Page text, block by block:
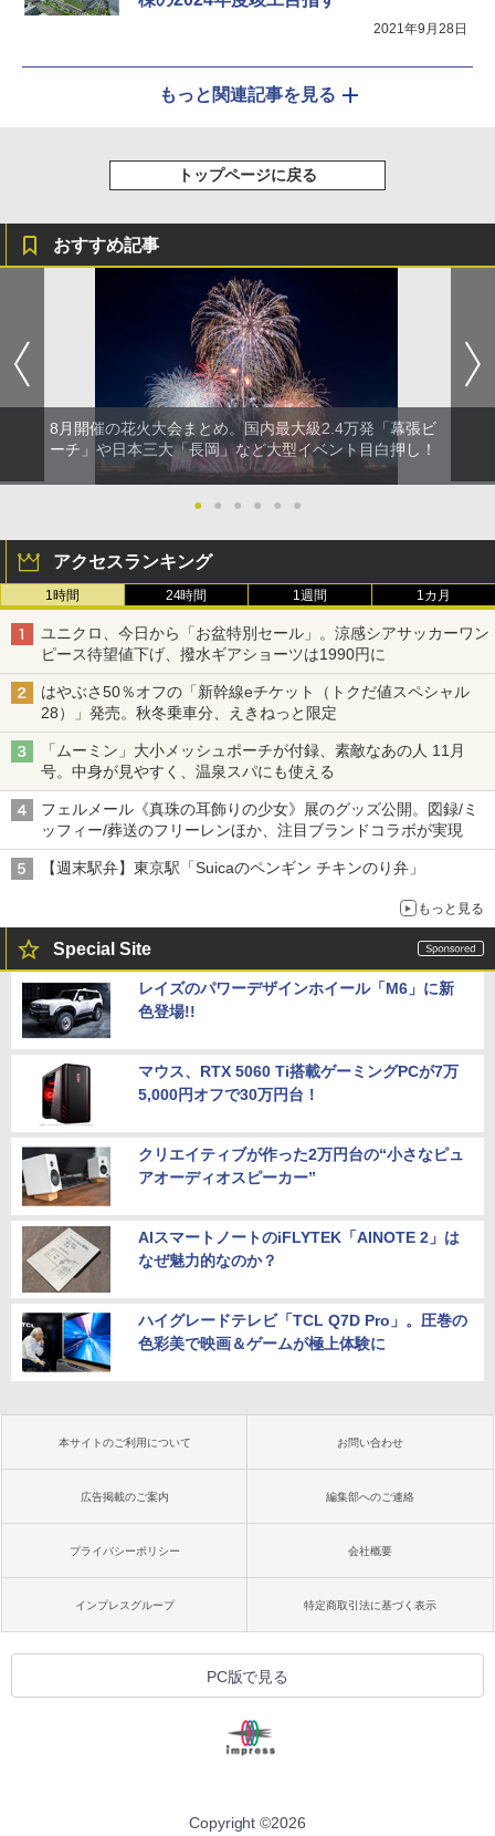
2021年9月28日
もっと関連記事を見る
トップページに戻る
おすすめ記事
8月開催の花火大会まとめ。国内最大級2.4万発「幕張ビ
ーチ」や日本三大「長岡」など大型イベント目白押し！
● ● ● ● ● ●
アクセスランキング
1時間 24時間 1週間 1カ月
ユニクロ、今日から「お盆特別セール」。涼感シアサッカーワン
ピース待望値下げ、撥水ギアショーツは1990円に
はやぶさ50％オフの「新幹線eチケット（トクだ値スペシャル
28）」発売。秋冬乗車分、えきねっと限定
「ムーミン」大小メッシュポーチが付録、素敵なあの人 11月
号。中身が見やすく、温泉スパにも使える
フェルメール《真珠の耳飾りの少女》展のグッズ公開。図録/ミ
ッフィー/葬送のフリーレンほか、注目ブランドコラボが実現
【週末駅弁】東京駅「Suicaのペンギン チキンのり弁」
もっと見る
Special Site
レイズのパワーデザインホイール「M6」に新
色登場!!
マウス、RTX 5060 Ti搭載ゲーミングPCが7万
5,000円オフで30万円台！
クリエイティブが作った2万円台の“小さなピュ
アオーディオスピーカー”
AIスマートノートのiFLYTEK「AINOTE 2」は
なぜ魅力的なのか？
ハイグレードテレビ「TCL Q7D Pro」。圧巻の
色彩美で映画＆ゲームが極上体験に
本サイトのご利用について お問い合わせ
広告掲載のご案内 編集部へのご連絡
プライバシーポリシー 会社概要
インプレスグループ 特定商取引法に基づく表示
PC版で見る
Copyright ©2026